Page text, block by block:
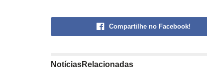
Compartilhe no Facebook!
NotíciasRelacionadas